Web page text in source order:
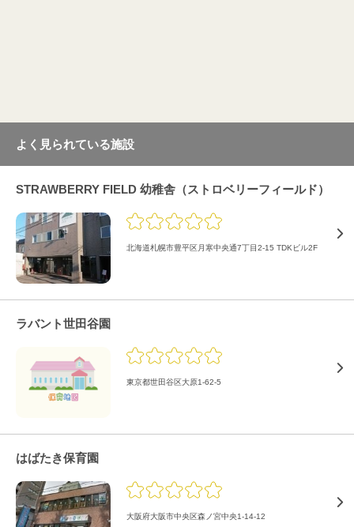
よく見られている施設
STRAWBERRY FIELD 幼稚舎（ストロベリーフィールド）
北海道札幌市豊平区月寒中央通7丁目2-15 TDKビル2F
ラバント世田谷園
東京都世田谷区大原1-62-5
はばたき保育園
大阪府大阪市中央区森ノ宮中央1-14-12